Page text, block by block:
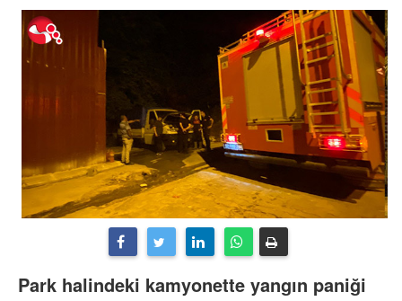
Park halindeki kamyonette yangın paniği